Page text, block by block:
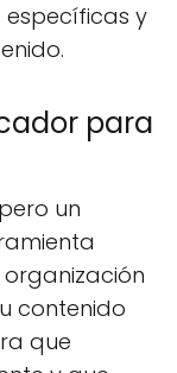
y
para
un
contenido
que